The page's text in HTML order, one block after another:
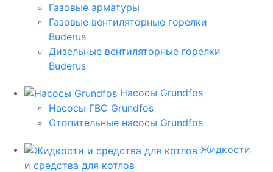
Газовые арматуры
Газовые вентиляторные горелки
Buderus
Дизельные вентиляторные горелки
Buderus
Насосы Grundfos
Насосы ГВС Grundfos
Отопительные насосы Grundfos
Жидкости
и средства для котлов